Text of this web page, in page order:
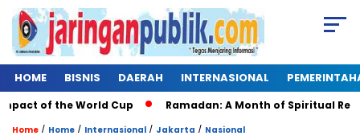
HOME BISNIS DAERAH INTERNASIONAL
of the World Cup Ramadan: A Month of Spiritual
Home / Home / Internasional / Jakarta / Nasional